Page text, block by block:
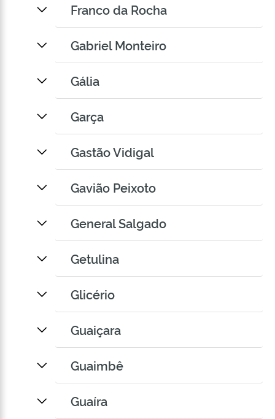
Franco da Rocha
Gabriel Monteiro
Gália
Garça
Gastão Vidigal
Gavião Peixoto
General Salgado
Getulina
Glicério
Guaiçara
Guaimbê
Guaíra